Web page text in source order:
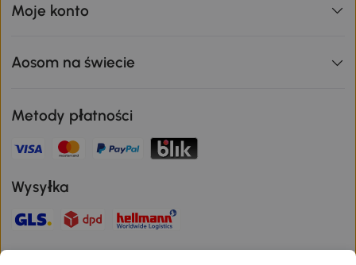
Moje konto
Aosom na świecie
Metody płatności
Wysyłka